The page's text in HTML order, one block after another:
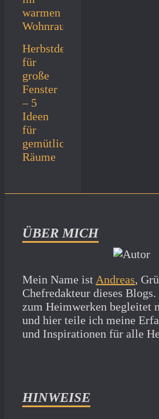
Herbstdeko
für
große
Fenster
– 5
Ideen
für
gemütliche
Räume
ÜBER MICH
Mein Name ist Andreas,
Chefredakteur dieses
zum Heimwerken begleitet
und hier teile ich meine
und Inspirationen für alle
HINWEISE